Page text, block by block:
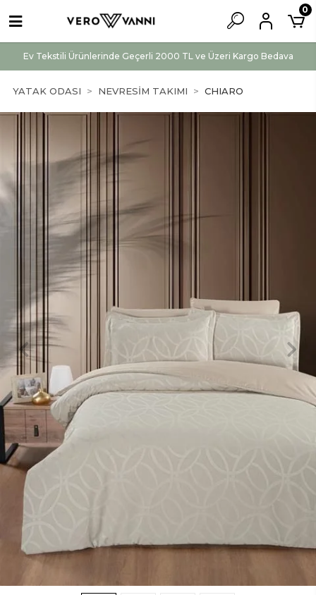
Ev Tekstili Ürünlerinde Geçerli 2000 TL ve Üzeri Kargo Bedava
0
YATAK ODASI NEVRESİM TAKIMI CHIARO